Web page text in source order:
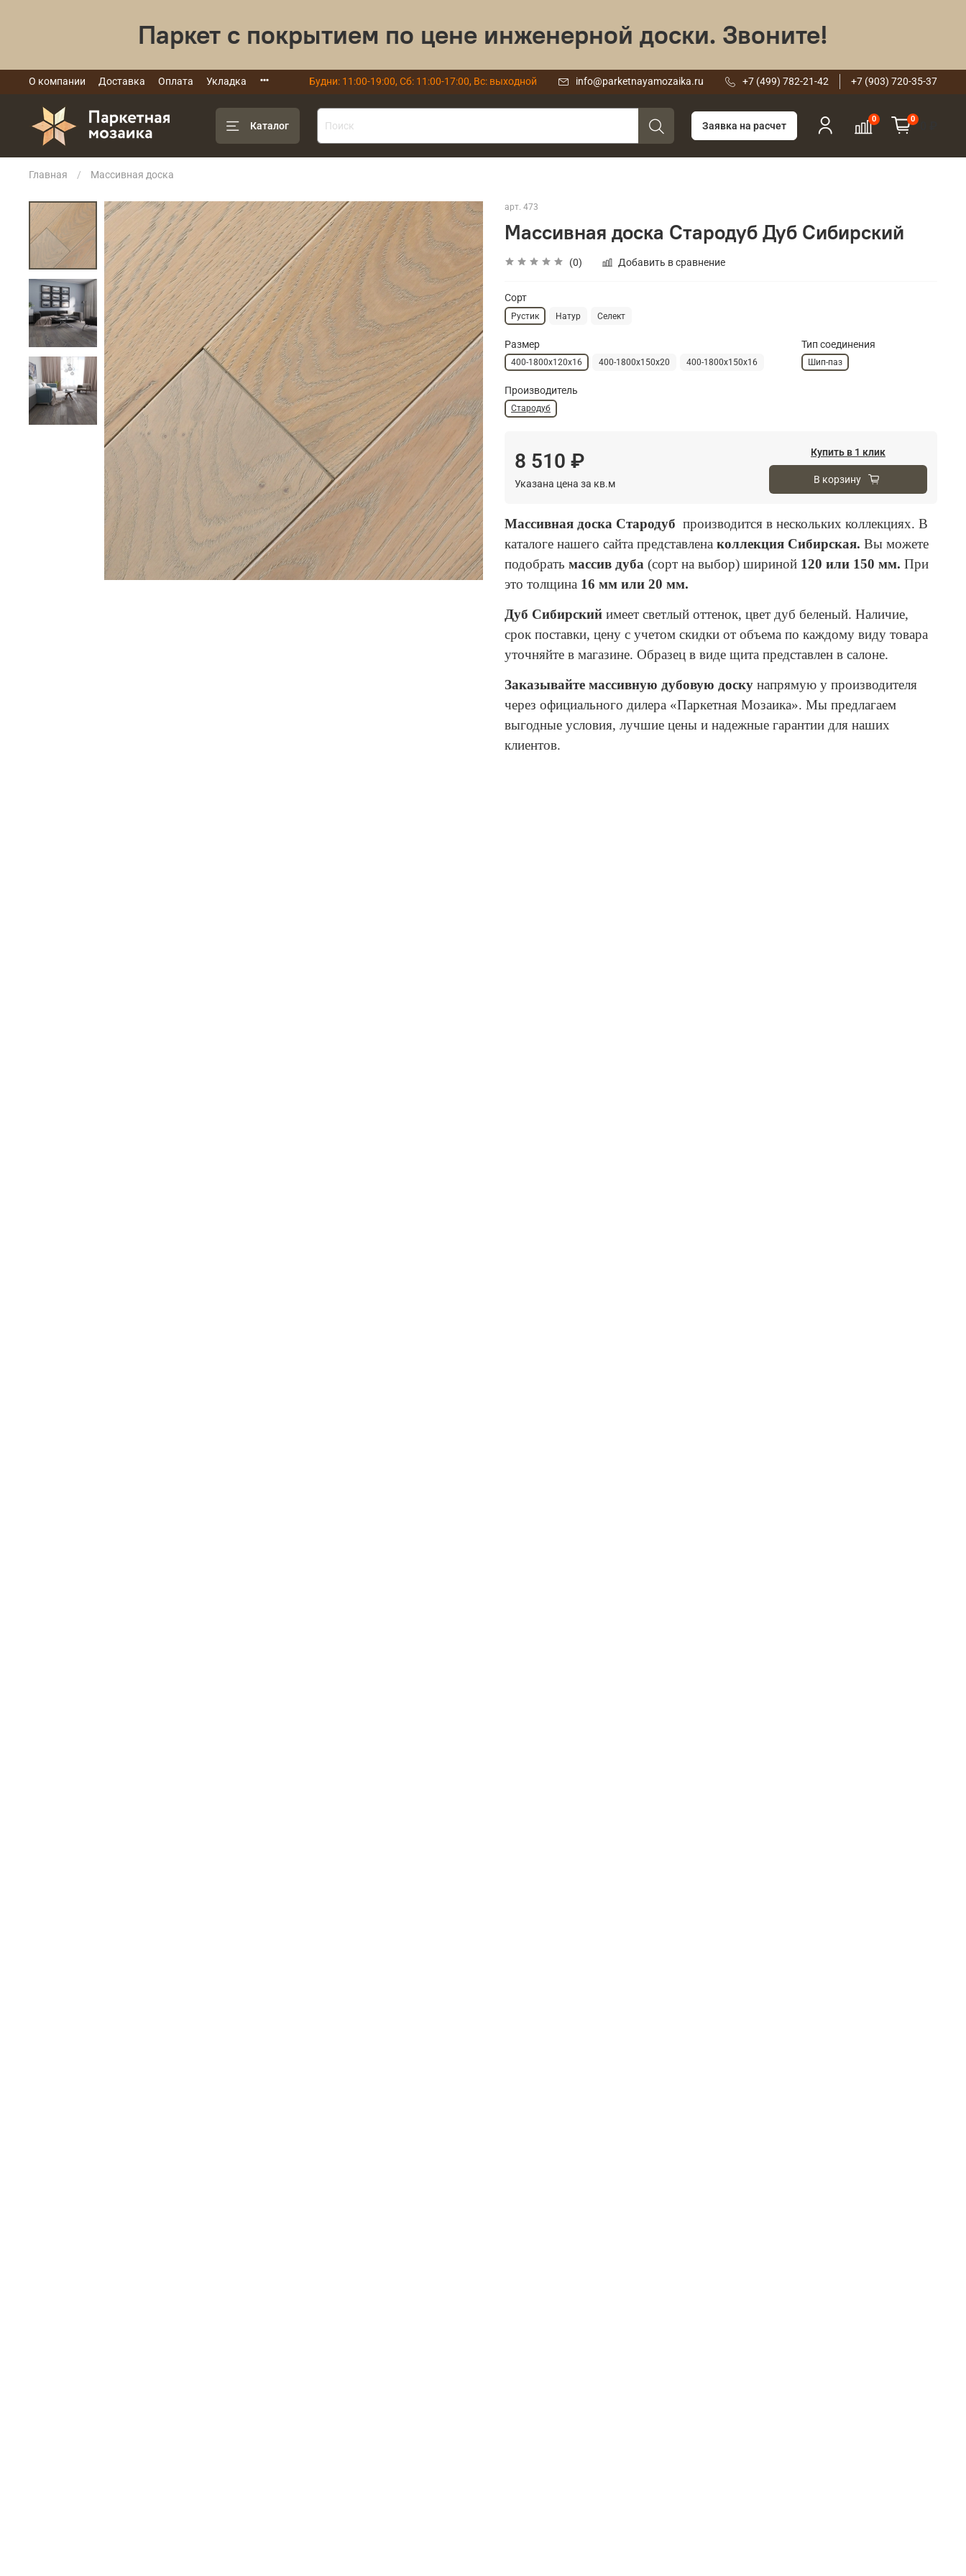
Паркет с покрытием по цене инженерной доски. Звоните!
О компании Доставка Оплата Укладка Будни: 11:00-19:00, Сб: 11:00-17:00, Вс: выходной info@parketnayamozaika.ru +7 (499) 782-21-42 +7 (903) 720-35-37
Каталог Заявка на расчет
0 0
Главная Массивная доска
арт. 473
Массивная доска Стародуб Дуб Сибирский
(0) Добавить в сравнение
Сорт
Рустик Натур Селект
Размер
400-1800х120х16 400-1800х150х20 400-1800х150х16
Тип соединения
Шип-паз
Производитель
Стародуб
8 510 ₽
Указана цена за кв.м
Купить в 1 клик
В корзину
Массивная доска Стародуб производится в нескольких коллекциях. В
каталоге нашего сайта представлена коллекция Сибирская. Вы можете
подобрать массив дуба (сорт на выбор) шириной 120 или 150 мм. При
это толщина 16 мм или 20 мм.
Дуб Сибирский имеет светлый оттенок, цвет дуб беленый. Наличие,
срок поставки, цену с учетом скидки от объема по каждому виду товара
уточняйте в магазине. Образец в виде щита представлен в салоне.
Заказывайте массивную дубовую доску напрямую у производителя
через официального дилера «Паркетная Мозаика». Мы предлагаем
выгодные условия, лучшие цены и надежные гарантии для наших
клиентов.